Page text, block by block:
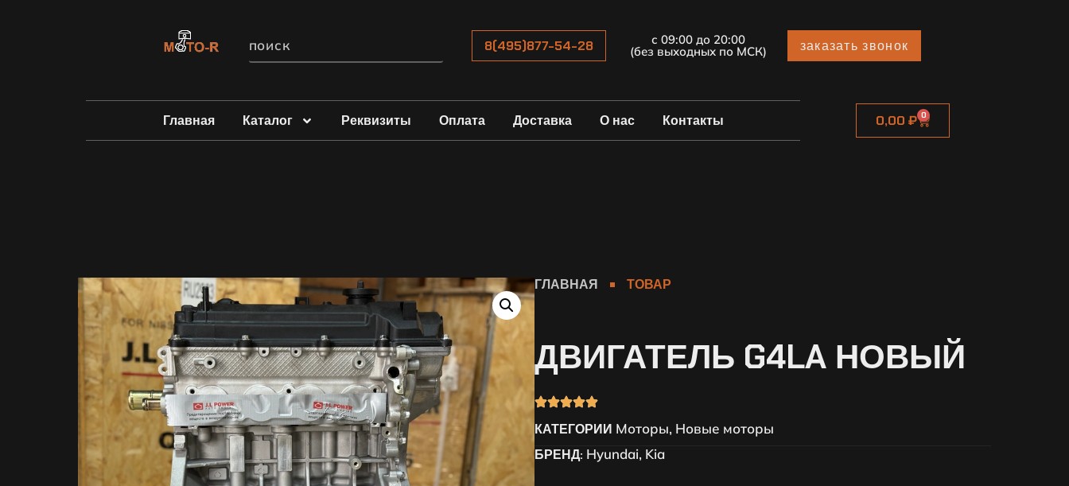
8(495)877-54-28 с 09:00 до 20:00
(без выходных по МСК) заказать звонок
Главная Каталог Реквизиты Оплата Доставка О нас Контакты 0,00₽ 0
ГЛАВНАЯ ТОВАР
ДВИГАТЕЛЬ G4LA НОВЫЙ
КАТЕГОРИИ Моторы, Новые моторы
БРЕНД: Hyundai, Kia